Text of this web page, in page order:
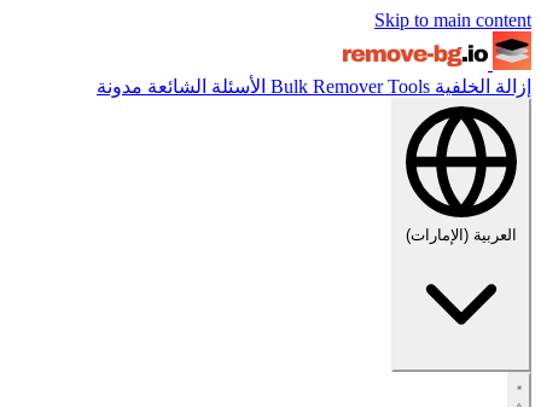
Skip to main content
إزالة الخلفية Bulk RemoverTools الأسئلة الشائعة مدونة
العربية (الإمارات)